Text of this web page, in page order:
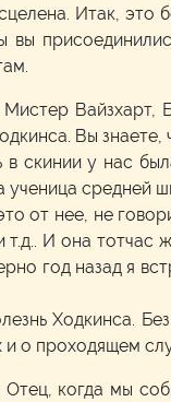
Итак,
вы
Вайзхарт,
Вы знаете,
скинии у нас
ученица средней
от нее, не
т.д.. И она
год назад я
Ходкинса.
и о проходящем
когда мы